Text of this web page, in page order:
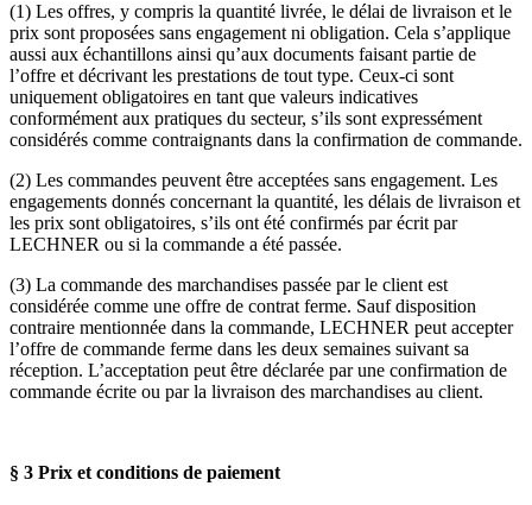
(1) Les offres, y compris la quantité livrée, le délai de livraison et le
prix sont proposées sans engagement ni obligation. Cela s’applique
aussi aux échantillons ainsi qu’aux documents faisant partie de
l’offre et décrivant les prestations de tout type. Ceux-ci sont
uniquement obligatoires en tant que valeurs indicatives
conformément aux pratiques du secteur, s’ils sont expressément
considérés comme contraignants dans la confirmation de commande.
(2) Les commandes peuvent être acceptées sans engagement. Les
engagements donnés concernant la quantité, les délais de livraison et
les prix sont obligatoires, s’ils ont été confirmés par écrit par
LECHNER ou si la commande a été passée.
(3) La commande des marchandises passée par le client est
considérée comme une offre de contrat ferme. Sauf disposition
contraire mentionnée dans la commande, LECHNER peut accepter
l’offre de commande ferme dans les deux semaines suivant sa
réception. L’acceptation peut être déclarée par une confirmation de
commande écrite ou par la livraison des marchandises au client.
§ 3 Prix et conditions de paiement